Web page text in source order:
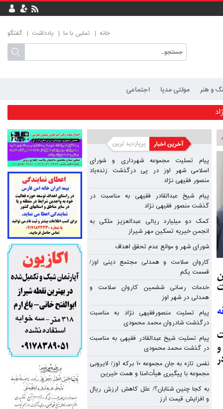
خانه تماس با ما یادداشت گفتگو
و هنر مولتی مدیا اجتماعی
زنده‌یاد منصور فقیهی نژاد
شیراز
محمودی
پیام تسلیت مجموعه شهرداری و شورای
اسلامی شهر اوز در پی درگذشت زنده‌یاد
منصور فقیهی نژاد
پیام شیخ عبدالقادر فقیهی به مناسبت در
گذشت منصور فقیهی نژاد
کمک دو میلیارد ریالی عبدالعزیز ملکی به
انجمن خیریه تسکین مهر شیراز
شورای شهر و موانع عدم تحقق اهداف
کاروان سلامت و همدلی مجتمع دینی اوز/
قسمت یکم
خدمات رسانی ششمین کاروان سلامت و
همدلی در شهر اوز
پیام تسلیت منصورفقیهی نژاد به مناسبت
درگذشت شادروان محمد محمودی
پیام تسلیت شیخ عبدالقادر فقیهی به مناسبت
در گذشت محمد محمودی
نفس تازه به جان مجموعه ۱۰ برکه اوز/ لایروبی
مجموعه با پیگیری هیأت‌امنا و همت خیرین
به کجا چنین شتابان؟/ علل کاهش ارزش ریال
و افزایش قیمت ارز